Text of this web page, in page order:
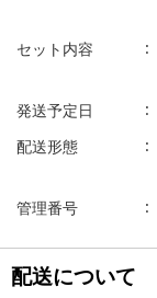
セット内容
発送予定日
配送形態
管理番号
配送について